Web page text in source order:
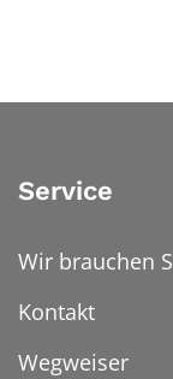
Service
Wir brauchen
Kontakt
Wegweiser